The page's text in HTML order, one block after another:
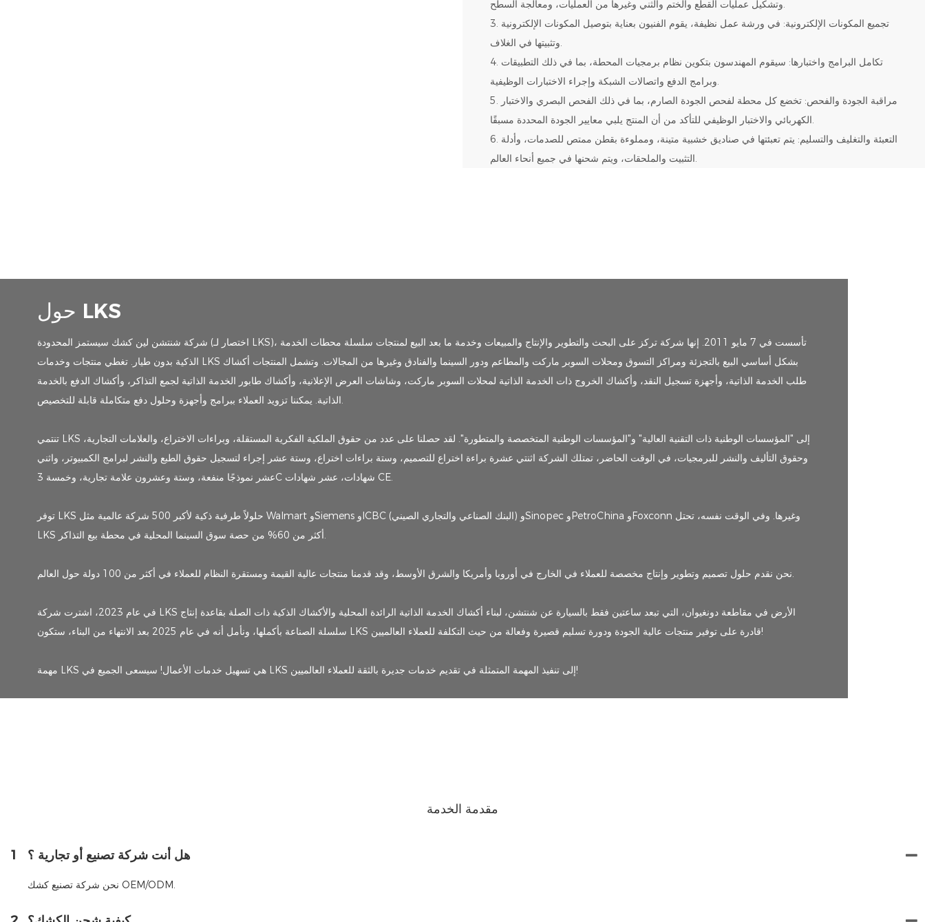
وتشكيل عمليات القطع والختم والثني وغيرها من العمليات، ومعالجة السطح.
3. تجميع المكونات الإلكترونية: في ورشة عمل نظيفة، يقوم الفنيون بعناية بتوصيل المكونات الإلكترونية
وتثبيتها في الغلاف.
4. تكامل البرامج واختبارها: سيقوم المهندسون بتكوين نظام برمجيات المحطة، بما في ذلك التطبيقات
وبرامج الدفع واتصالات الشبكة وإجراء الاختبارات الوظيفية.
5. مراقبة الجودة والفحص: تخضع كل محطة لفحص الجودة الصارم، بما في ذلك الفحص البصري والاختبار
الكهربائي والاختبار الوظيفي للتأكد من أن المنتج يلبي معايير الجودة المحددة مسبقًا.
6. التعبئة والتغليف والتسليم: يتم تعبئتها في صناديق خشبية متينة، ومملوءة بقطن ممتص للصدمات، وأدلة
التثبيت والملحقات، ويتم شحنها في جميع أنحاء العالم.
حول LKS
شركة شنتشن لين كشك سيستمز المحدودة (اختصار لـ LKS)، تأسست في 7 مايو 2011. إنها شركة تركز على البحث والتطوير والإنتاج والمبيعات وخدمة ما بعد البيع لمنتجات سلسلة محطات الخدمة
الذكية بدون طيار. تغطي منتجات وخدمات LKS بشكل أساسي البيع بالتجزئة ومراكز التسوق ومحلات السوبر ماركت والمطاعم ودور السينما والفنادق وغيرها من المجالات. وتشمل المنتجات أكشاك
طلب الخدمة الذاتية، وأجهزة تسجيل النقد، وأكشاك الخروج ذات الخدمة الذاتية لمحلات السوبر ماركت، وشاشات العرض الإعلانية، وأكشاك طابور الخدمة الذاتية لجمع التذاكر، وأكشاك الدفع بالخدمة
الذاتية. يمكننا تزويد العملاء ببرامج وأجهزة وحلول دفع متكاملة قابلة للتخصيص.
تنتمي LKS إلى "المؤسسات الوطنية ذات التقنية العالية" و"المؤسسات الوطنية المتخصصة والمتطورة". لقد حصلنا على عدد من حقوق الملكية الفكرية المستقلة، وبراءات الاختراع، والعلامات التجارية،
وحقوق التأليف والنشر للبرمجيات، في الوقت الحاضر، تمتلك الشركة اثنتي عشرة براءة اختراع للتصميم، وستة براءات اختراع، وستة عشر إجراء لتسجيل حقوق الطبع والنشر لبرامج الكمبيوتر، واثني
عشر نموذجًا منفعة، وستة وعشرون علامة تجارية، وخمسة 3C شهادات، عشر شهادات CE.
توفر LKS حلولاً طرفية ذكية لأكبر 500 شركة عالمية مثل Walmart وSiemens وICBC (البنك الصناعي والتجاري الصيني) وSinopec وPetroChina وFoxconn وغيرها. وفي الوقت نفسه، تحتل
LKS أكثر من 60% من حصة سوق السينما المحلية في محطة بيع التذاكر.
نحن نقدم حلول تصميم وتطوير وإنتاج مخصصة للعملاء في الخارج في أوروبا وأمريكا والشرق الأوسط، وقد قدمنا ​​منتجات عالية القيمة ومستقرة النظام للعملاء في أكثر من 100 دولة حول العالم.
في عام 2023، اشترت شركة LKS الأرض في مقاطعة دونغيوان، التي تبعد ساعتين فقط بالسيارة عن شنتشن، لبناء أكشاك الخدمة الذاتية الرائدة المحلية والأكشاك الذكية ذات الصلة بقاعدة إنتاج
سلسلة الصناعة بأكملها، ونأمل أنه في عام 2025 بعد الانتهاء من البناء، ستكون LKS قادرة على توفير منتجات عالية الجودة ودورة تسليم قصيرة وفعالة من حيث التكلفة للعملاء العالميين!
مهمة LKS هي تسهيل خدمات الأعمال! سيسعى الجميع في LKS إلى تنفيذ المهمة المتمثلة في تقديم خدمات جديرة بالثقة للعملاء العالميين!
مقدمة الخدمة
1 هل أنت شركة تصنيع أو تجارية ؟
نحن شركة تصنيع كشك OEM/ODM.